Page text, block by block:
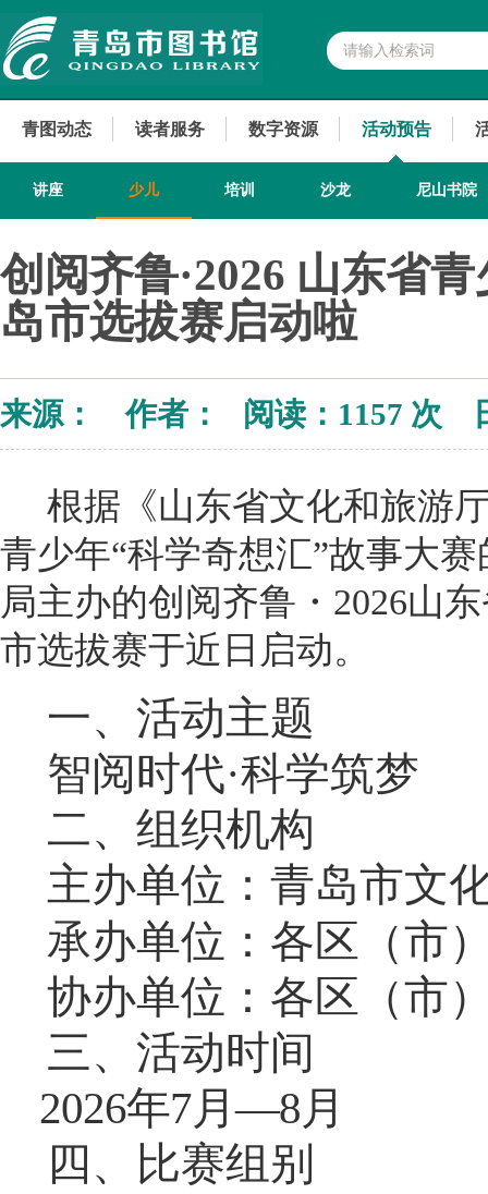
青图动态 读者服务 数字资源 活动预告
讲座 少儿 培训 沙龙 尼山书院
创阅齐鲁·2026 山东省
岛市选拔赛启动啦
来源： 作者： 阅读： 1157 次
根据《山东省文化和旅游
青少年“科学奇想汇”故事大
局主办的创阅齐鲁・2026山
市选拔赛于近日启动。
一、活动主题
智阅时代·科学筑梦
二、组织机构
主办单位：青岛市文
承办单位：各区（市
协办单位：各区（市
三、活动时间
2026年7月—8月
四、比赛组别